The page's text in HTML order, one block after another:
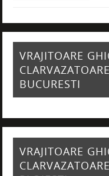
VRAJITOARE
BUCURESTI
VRAJITOARE